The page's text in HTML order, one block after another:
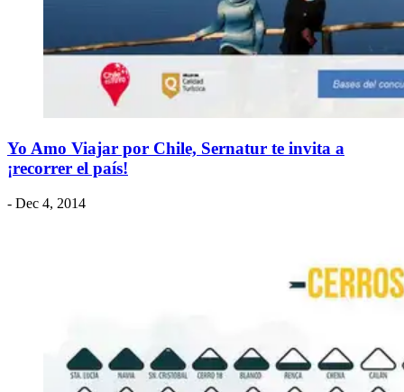
Yo Amo Viajar por Chile, Sernatur te invita a
¡recorrer el país!
- Dec 4, 2014